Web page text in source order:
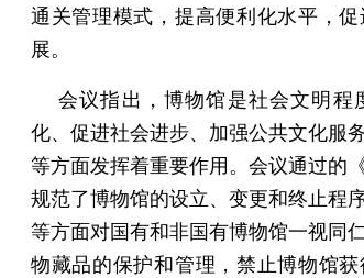
通关管理模式，提高便利化水平，
展。
会议指出，博物馆是社会文明程
化、促进社会进步、加强公共文化服
等方面发挥着重要作用。会议通过的
规范了博物馆的设立、变更和终止程
等方面对国有和非国有博物馆一视同
物藏品的保护和管理，禁止博物馆